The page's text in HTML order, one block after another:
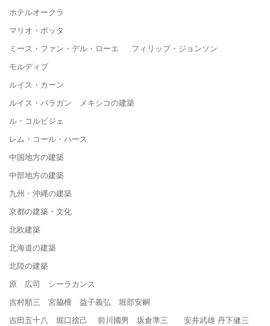
ホテルオークラ
マリオ・ボッタ
ミース・ファン・デル・ローエ フィリップ・ジョンソン
モルディブ
ルイス・カーン
ルイス・バラガン メキシコの建築
ル・コルビジェ
レム・コール・ハース
中国地方の建築
中部地方の建築
九州・沖縄の建築
京都の建築・文化
北欧建築
北海道の建築
北陸の建築
原 広司 シーラカンス
吉村順三 宮脇檀 益子義弘 堀部安嗣
吉田五十八 堀口捨己 前川國男 坂倉準三 安井武雄 丹下健三